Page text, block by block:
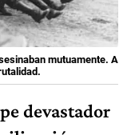
mutuamente. A
devastador